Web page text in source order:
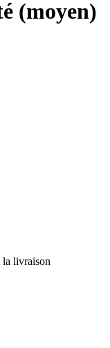
(moyen)
la livraison